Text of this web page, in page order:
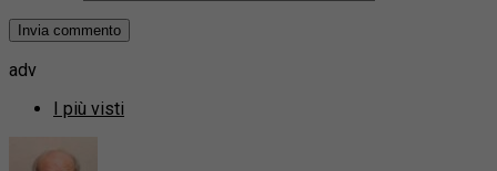
adv
I più visti